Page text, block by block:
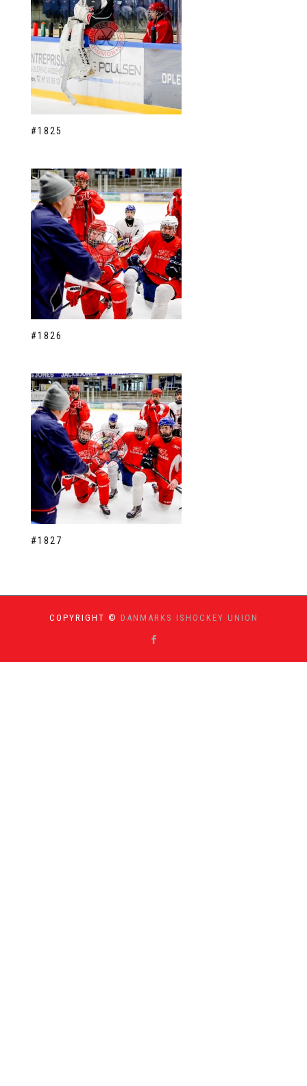
#1825
#1826
#1827
COPYRIGHT © DANMARKS ISHOCKEY UNION